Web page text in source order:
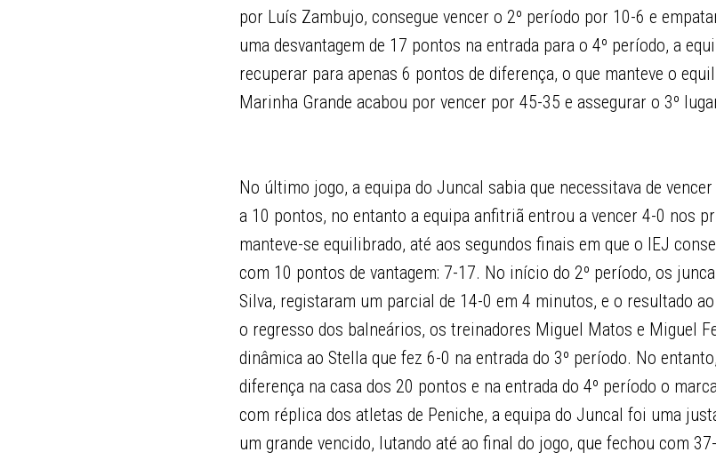
por Luís Zambujo, consegue vencer o 2º período por 10-6 e
uma desvantagem de 17 pontos na entrada para o 4º período, a
recuperar para apenas 6 pontos de diferença, o que manteve o
Marinha Grande acabou por vencer por 45-35 e assegurar o 3º
No último jogo, a equipa do Juncal sabia que necessitava de
a 10 pontos, no entanto a equipa anfitriã entrou a vencer 4-0 nos
manteve-se equilibrado, até aos segundos finais em que o IEJ
com 10 pontos de vantagem: 7-17. No início do 2º período, os
Silva, registaram um parcial de 14-0 em 4 minutos, e o resultado
o regresso dos balneários, os treinadores Miguel Matos e Miguel
dinâmica ao Stella que fez 6-0 na entrada do 3º período. No
diferença na casa dos 20 pontos e na entrada do 4º período o
com réplica dos atletas de Peniche, a equipa do Juncal foi uma
um grande vencido, lutando até ao final do jogo, que fechou com